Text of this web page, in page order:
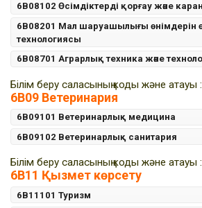
6B08102 Өсімдіктерді қорғау және
6B08201 Мал шаруашылығы өнімдерін
технологиясы
6B08701 Аграрлық техника және
Білім беру саласының коды және атауы :
6В09 Ветеринария
6B09101 Ветеринарлық медицина
6B09102 Ветеринарлық санитария
Білім беру саласының коды және атауы :
6B11 Қызмет көрсету
6B11101 Туризм